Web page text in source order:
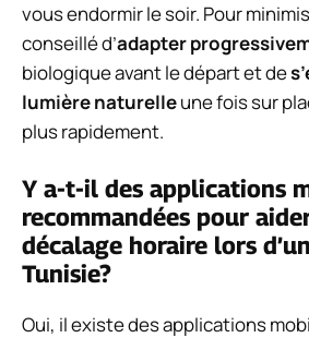
vous endormir le soir. Pour
conseillé d’adapter
biologique avant le départ et de
lumière naturelleune fois sur
plus rapidement.
Y a-t-il des applications
recommandées pour
décalage horaire lors
Tunisie?
Oui, il existe des applications